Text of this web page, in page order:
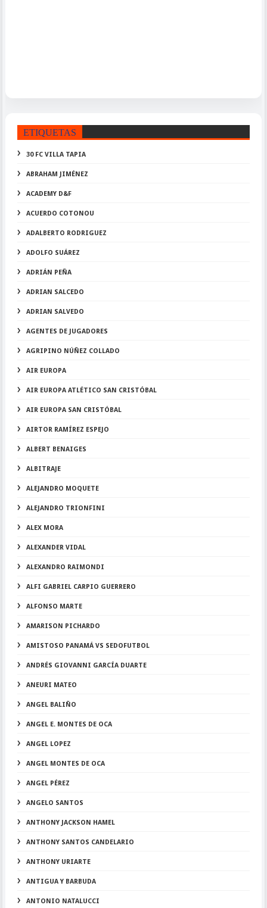
ETIQUETAS
30 FC VILLA TAPIA
ABRAHAM JIMÉNEZ
ACADEMY D&F
ACUERDO COTONOU
ADALBERTO RODRIGUEZ
ADOLFO SUÁREZ
ADRIÁN PEÑA
ADRIAN SALCEDO
ADRIAN SALVEDO
AGENTES DE JUGADORES
AGRIPINO NÚÑEZ COLLADO
AIR EUROPA
AIR EUROPA ATLÉTICO SAN CRISTÓBAL
AIR EUROPA SAN CRISTÓBAL
AIRTOR RAMÍREZ ESPEJO
ALBERT BENAIGES
ALBITRAJE
ALEJANDRO MOQUETE
ALEJANDRO TRIONFINI
ALEX MORA
ALEXANDER VIDAL
ALEXANDRO RAIMONDI
ALFI GABRIEL CARPIO GUERRERO
ALFONSO MARTE
AMARISON PICHARDO
AMISTOSO PANAMÁ VS SEDOFUTBOL
ANDRÉS GIOVANNI GARCÍA DUARTE
ANEURI MATEO
ANGEL BALIÑO
ANGEL E. MONTES DE OCA
ANGEL LOPEZ
ANGEL MONTES DE OCA
ANGEL PÉREZ
ANGELO SANTOS
ANTHONY JACKSON HAMEL
ANTHONY SANTOS CANDELARIO
ANTHONY URIARTE
ANTIGUA Y BARBUDA
ANTONIO NATALUCCI